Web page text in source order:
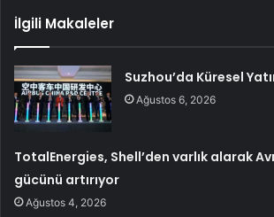
İlgili Makaleler
Suzhou’da Küresel
Ağustos 6, 2026
TotalEnergies, Shell’den varlık alarak
gücünü artırıyor
Ağustos 4, 2026